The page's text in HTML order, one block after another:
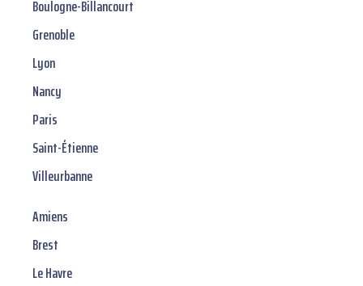
Boulogne-Billancourt
Grenoble
Lyon
Nancy
Paris
Saint-Étienne
Villeurbanne
Amiens
Brest
Le Havre